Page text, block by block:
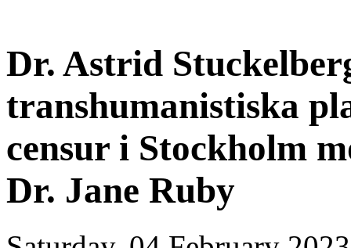
Dr. Astrid
transhumanistiska
censur i Stockholm
Dr. Jane Ruby